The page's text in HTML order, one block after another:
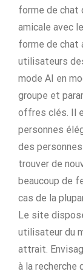
forme de chat
amicale avec
forme de chat
utilisateurs
mode AI en
groupe et
offres clés. Il
personnes
des
trouver de
beaucoup de
cas de la
Le site
utilisateur du
attrait.
à la recherche